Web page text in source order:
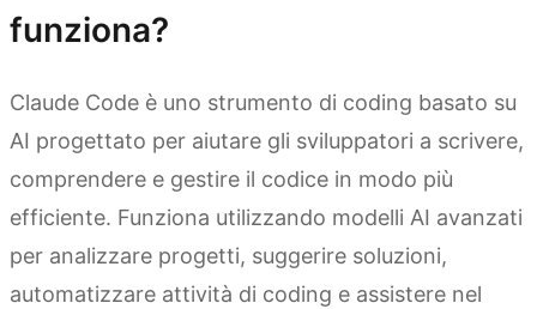
funziona?
Claude Code è uno strumento di coding basato su
AI progettato per aiutare gli sviluppatori a scrivere,
comprendere e gestire il codice in modo più
efficiente. Funziona utilizzando modelli AI avanzati
per analizzare progetti, suggerire soluzioni,
automatizzare attività di coding e assistere nel